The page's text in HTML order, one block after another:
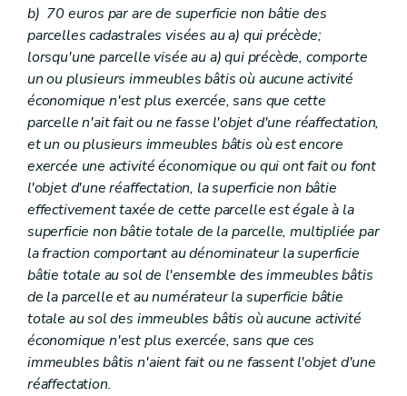
b) 70 euros par are de superficie non bâtie des
parcelles cadastrales visées aua) qui précède;
lorsqu'une parcelle visée aua)qui précède, comporte
un ou plusieurs immeubles bâtis où aucune activité
économique n'est plus exercée, sans que cette
parcelle n'ait fait ou ne fasse l'objet d'une réaffectation,
et un ou plusieurs immeubles bâtis où est encore
exercée une activité économique ou qui ont fait ou font
l'objet d'une réaffectation, la superficie non bâtie
effectivement taxée de cette parcelle est égale à la
superficie non bâtie totale de la parcelle, multipliée par
la fraction comportant au dénominateur la superficie
bâtie totale au sol de l'ensemble des immeubles bâtis
de la parcelle et au numérateur la superficie bâtie
totale au sol des immeubles bâtis où aucune activité
économique n'est plus exercée, sans que ces
immeubles bâtis n'aient fait ou ne fassent l'objet d'une
réaffectation.